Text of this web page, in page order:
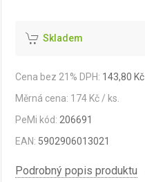
Skladem
Cena bez 21% DPH: 143,80 Kč
Měrná cena: 174 Kč / ks.
PeMi kód: 206691
EAN: 5902906013021
Podrobný popis produktu